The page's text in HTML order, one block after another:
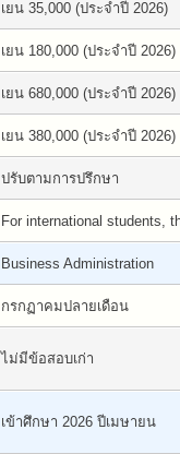
เยน 35,000 (ประจำปี 2026)
เยน 180,000 (ประจำปี 2026)
เยน 680,000 (ประจำปี 2026)
เยน 380,000 (ประจำปี 2026)
ปรับตามการปรึกษา
For international students,
Business Administration
กรกฏาคมปลายเดือน
ไม่มีข้อสอบเก่า
เข้าศึกษา 2026 ปีเมษายน